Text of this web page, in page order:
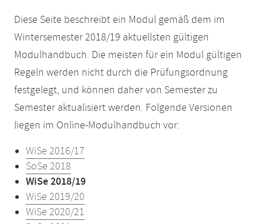
Diese Seite beschreibt ein Modul gemäß dem im
Wintersemester 2018/19 aktuellsten gültigen
Modulhandbuch. Die meisten für ein Modul gültigen
Regeln werden nicht durch die Prüfungsordnung
festgelegt, und können daher von Semester zu
Semester aktualisiert werden. Folgende Versionen
liegen im Online-Modulhandbuch vor:
WiSe 2016/17
SoSe 2018
WiSe 2018/19
WiSe 2019/20
WiSe 2020/21